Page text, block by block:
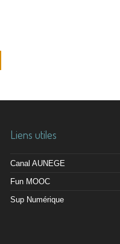
Liens utiles
Canal AUNEGE
Fun MOOC
Sup Numérique